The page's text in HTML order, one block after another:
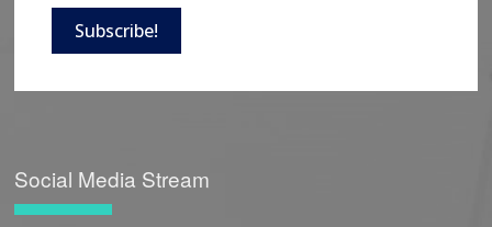
Subscribe!
Social Media Stream